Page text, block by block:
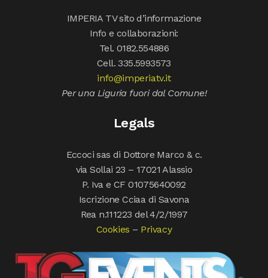
IMPERIA TV sito d’informazione
Info e collaborazioni:
Tel. 0182.554886
Cell. 335.5993573
info@imperiatv.it
Per una Liguria fuori dal Comune!
Legals
Eccoci sas di Dottore Marco & c.
via Sollai 23 – 17021 Alassio
P. Iva e CF 01075640092
Iscrizione Cciaa di Savona
Rea n.111223 del 4/2/1997
Cookies – Privacy